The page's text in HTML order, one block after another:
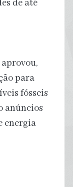
de até
para
fósseis
anúncios
energia